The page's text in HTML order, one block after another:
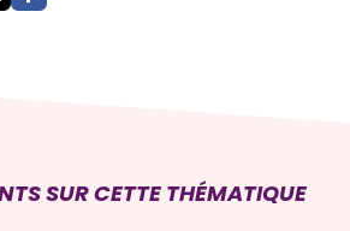
SUR CETTE THÉMATIQUE